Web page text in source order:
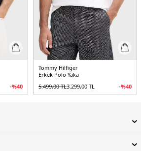
-%40
Tommy Hilfiger
Erkek Polo Yaka
5.499,00TL3.299,00 TL -%40